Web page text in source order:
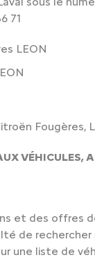
71
LEON
Fougères,
VÉHICULES,
et des offres
de
une liste de